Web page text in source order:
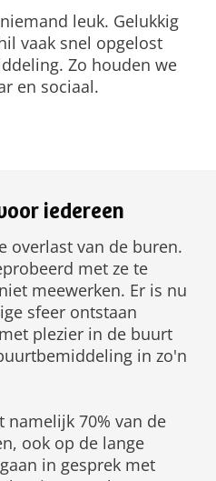
leuk. Gelukkig
vaak snel opgelost
Zo houden we
en sociaal.
iedereen
overlast van de buren.
met ze te
meewerken. Er is nu
sfeer ontstaan
plezier in de buurt
in zo'n
70% van de
ook op de lange
in gesprek met